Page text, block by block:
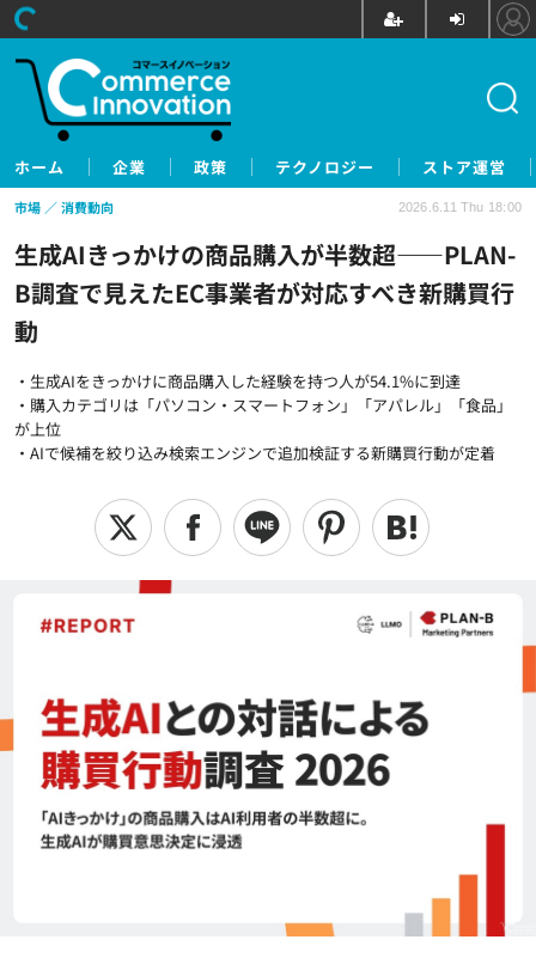
ホーム 企業 政策 テクノロジー ストア運営
生成AIきっかけの商品購入が半数超――PLAN-
B調査で見えたEC事業者が対応すべき新購買行
動
・生成AIをきっかけに商品購入した経験を持つ人が54.1%に到達
・購入カテゴリは「パソコン・スマートフォン」「アパレル」「食品」
が上位
・AIで候補を絞り込み検索エンジンで追加検証する新購買行動が定着
市場 消費動向 2026.6.11 Thu 18:00